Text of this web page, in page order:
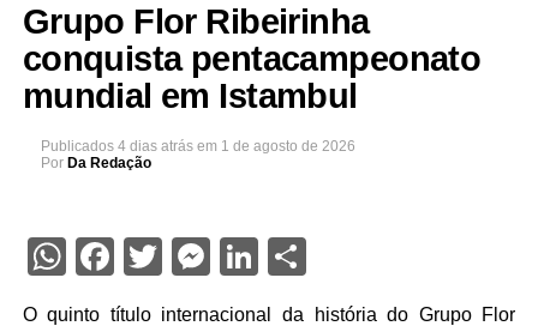
Grupo Flor Ribeirinha
conquista pentacampeonato
mundial em Istambul
Publicados 4 dias atrás em 1 de agosto de 2026
Por Da Redação
WhatsApp
Facebook
Twitter
Messenger
LinkedIn
Share
O quinto título internacional da história do Grupo Flor